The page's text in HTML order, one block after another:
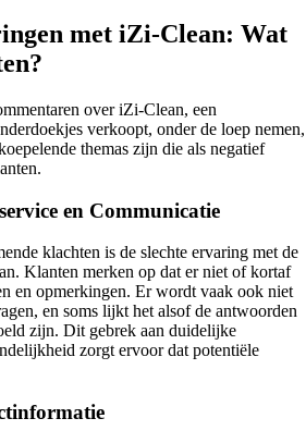
met iZi-Clean: Wat
over iZi-Clean, een
verkoopt, onder de loep nemen,
themas zijn die als negatief
en Communicatie
klachten is de slechte ervaring met de
Klanten merken op dat er niet of kortaf
en opmerkingen. Er wordt vaak ook niet
en soms lijkt het alsof de antwoorden
zijn. Dit gebrek aan duidelijke
zorgt ervoor dat potentiële